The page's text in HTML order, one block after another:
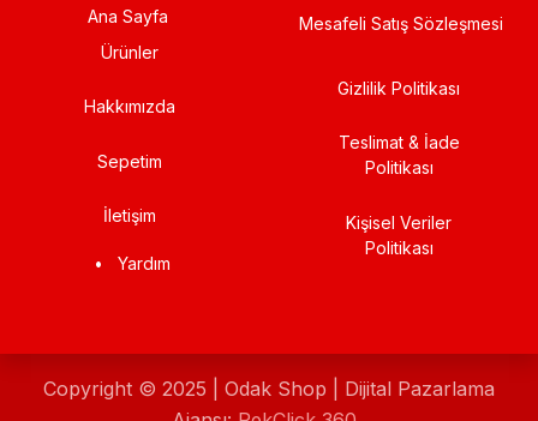
Ana Sayfa
Ürünler
Hakkımızda
Sepetim
İletişim
• Yardım
Mesafeli Satış Sözleşmesi
Gizlilik Politikası
Teslimat & İade
Politikası
Kişisel Veriler
Politikası
Copyright © 2025 | Odak Shop | Dijital Pazarlama